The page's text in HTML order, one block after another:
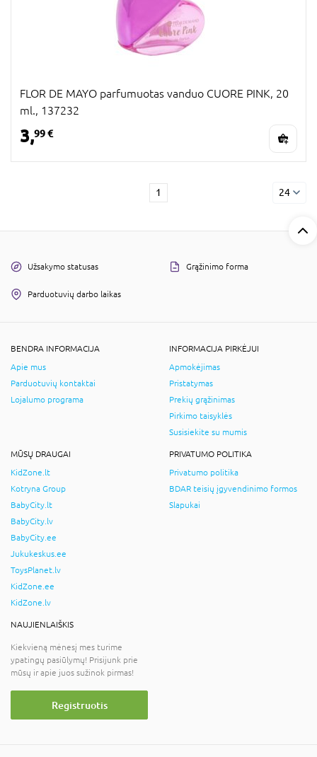
FLOR DE MAYO parfumuotas vanduo CUORE PINK, 20
ml., 137232
3,99 €
1 24
Užsakymo statusas Grąžinimo forma
Parduotuvių darbo laikas
BENDRA INFORMACIJA
Apie mus
Parduotuvių kontaktai
Lojalumo programa
INFORMACIJA PIRKĖJUI
Apmokėjimas
Pristatymas
Prekių grąžinimas
Pirkimo taisyklės
Susisiekite su mumis
MŪSŲ DRAUGAI
KidZone.lt
Kotryna Group
BabyCity.lt
BabyCity.lv
BabyCity.ee
Jukukeskus.ee
ToysPlanet.lv
KidZone.ee
KidZone.lv
PRIVATUMO POLITIKA
Privatumo politika
BDAR teisių įgyvendinimo formos
Slapukai
NAUJIENLAIŠKIS
Kiekvieną mėnesį mes turime
ypatingų pasiūlymų! Prisijunk prie
mūsų ir apie juos sužinok pirmas!
Registruotis